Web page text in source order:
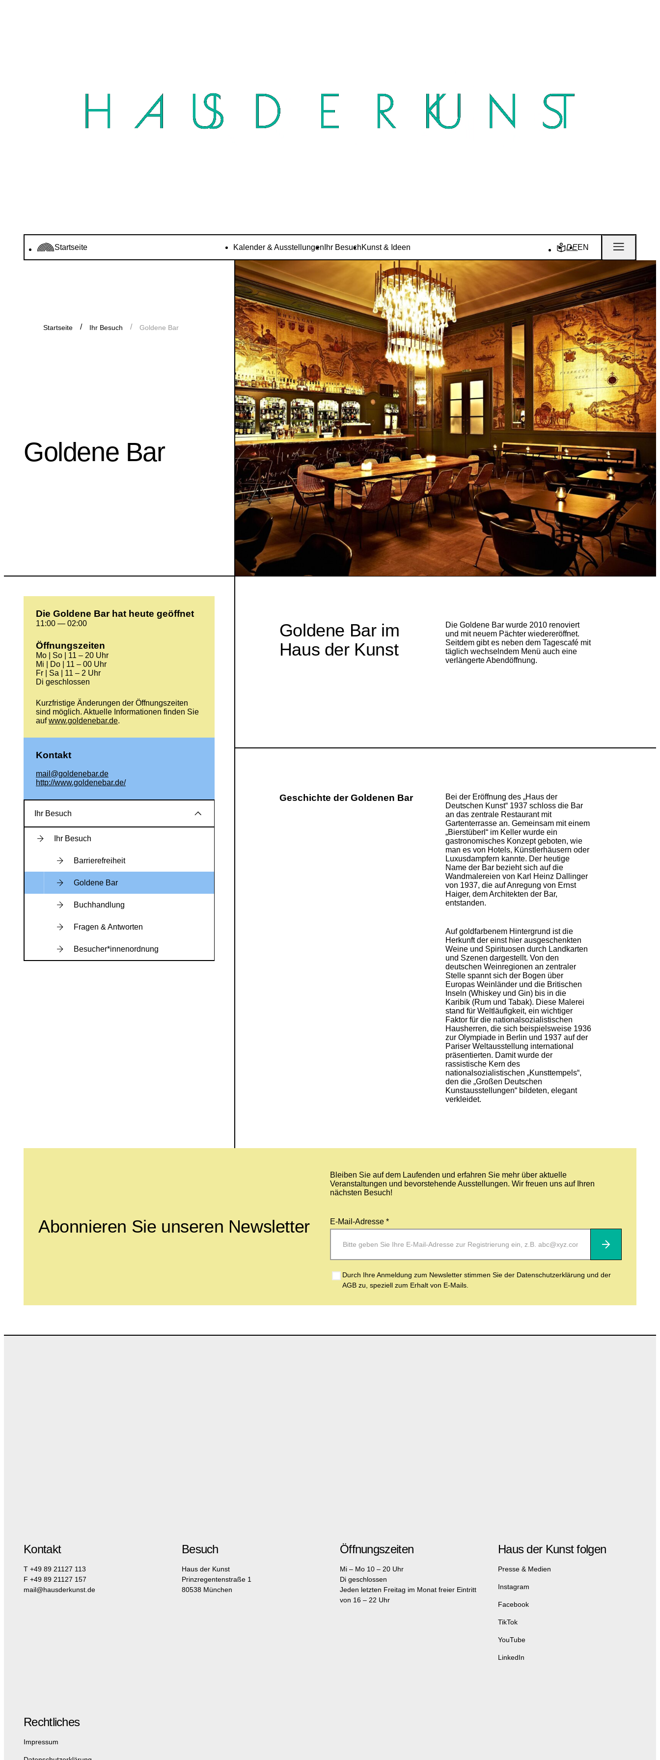
Startseite Kalender & Ausstellungen Ihr BesuchKunst & Ideen DEEN
Startseite Ihr Besuch Goldene Bar
Goldene Bar
Goldene Bar im
Haus der Kunst
Die Goldene Bar wurde 2010 renoviert
und mit neuem Pächter wiedereröffnet.
Seitdem gibt es neben dem Tagescafé mit
täglich wechselndem Menü auch eine
verlängerte Abendöffnung.
Geschichte der Goldenen Bar
Bei der Eröffnung des „Haus der
Deutschen Kunst“ 1937 schloss die Bar
an das zentrale Restaurant mit
Gartenterrasse an. Gemeinsam mit einem
„Bierstüberl“ im Keller wurde ein
gastronomisches Konzept geboten, wie
man es von Hotels, Künstlerhäusern oder
Luxusdampfern kannte. Der heutige
Name der Bar bezieht sich auf die
Wandmalereien von Karl Heinz Dallinger
von 1937, die auf Anregung von Ernst
Haiger, dem Architekten der Bar,
entstanden.
Auf goldfarbenem Hintergrund ist die
Herkunft der einst hier ausgeschenkten
Weine und Spirituosen durch Landkarten
und Szenen dargestellt. Von den
deutschen Weinregionen an zentraler
Stelle spannt sich der Bogen über
Europas Weinländer und die Britischen
Inseln (Whiskey und Gin) bis in die
Karibik (Rum und Tabak). Diese Malerei
stand für Weltläufigkeit, ein wichtiger
Faktor für die nationalsozialistischen
Hausherren, die sich beispielsweise 1936
zur Olympiade in Berlin und 1937 auf der
Pariser Weltausstellung international
präsentierten. Damit wurde der
rassistische Kern des
nationalsozialistischen „Kunsttempels“,
den die „Großen Deutschen
Kunstausstellungen“ bildeten, elegant
verkleidet.
Die Goldene Bar hat heute geöffnet
11:00 — 02:00
Öffnungszeiten
Mo | So | 11 – 20 Uhr
Mi | Do | 11 – 00 Uhr
Fr | Sa | 11 – 2 Uhr
Di geschlossen
Kurzfristige Änderungen der Öffnungszeiten
sind möglich. Aktuelle Informationen finden Sie
aufwww.goldenebar.de.
Kontakt
mail@goldenebar.de
http://www.goldenebar.de/
Ihr Besuch
Ihr Besuch
Barrierefreiheit
Goldene Bar
Buchhandlung
Fragen & Antworten
Besucher*innenordnung
Abonnieren Sie unseren Newsletter
Bleiben Sie auf dem Laufenden und erfahren Sie mehr über aktuelle
Veranstaltungen und bevorstehende Ausstellungen. Wir freuen uns auf Ihren
nächsten Besuch!
E-Mail-Adresse *
Abonnieren
Durch Ihre Anmeldung zum Newsletter stimmen Sie der Datenschutzerklärung und der
AGB zu, speziell zum Erhalt von E-Mails.
Kontakt
T +49 89 21127 113
F +49 89 21127 157
mail@hausderkunst.de
Besuch
Haus der Kunst
Prinzregentenstraße 1
80538 München
Öffnungszeiten
Mi – Mo 10 – 20 Uhr
Di geschlossen
Jeden letzten Freitag im Monat freier Eintritt
von 16 – 22 Uhr
Haus der Kunst folgen
Presse & Medien
Instagram
Facebook
TikTok
YouTube
LinkedIn
Rechtliches
Impressum